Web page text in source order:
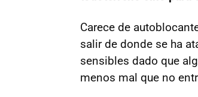
Carece de
salir de donde se ha
sensibles dado que
menos mal que no